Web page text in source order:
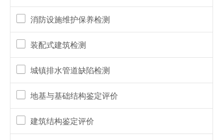
消防设施维护保养检测
装配式建筑检测
城镇排水管道缺陷检测
地基与基础结构鉴定评价
建筑结构鉴定评价